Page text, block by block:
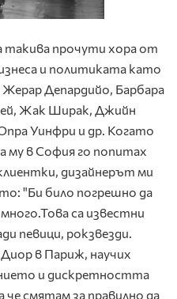
такива прочути хора от
и политиката като
Депардийо, Барбара
Жак Ширак, Джийн
Уинфри и др. Когато
му в София го попитах
дизайнерът ми
"Би било погрешно да
са известни
певици, рокзвезди.
в Париж, научих
и дискретността
смятам за правилно да